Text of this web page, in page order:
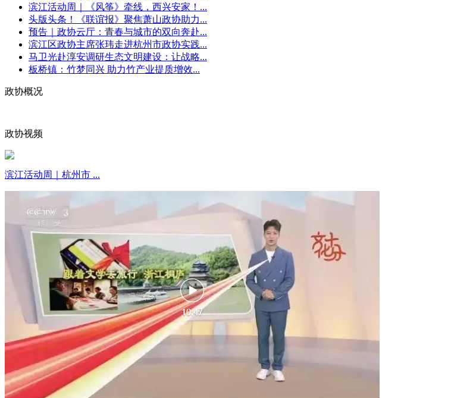
滨江活动周｜《风筝》牵线，西兴安家！...
头版头条！《联谊报》聚焦萧山政协助力...
预告｜政协云厅：青春与城市的双向奔赴...
滨江区政协主席张玮走进杭州市政协实践...
马卫光赴淳安调研生态文明建设：让战略...
板桥镇：竹梦同兴 助力竹产业提质增效...
政协概况
政协视频
滨江活动周｜杭州市 ...